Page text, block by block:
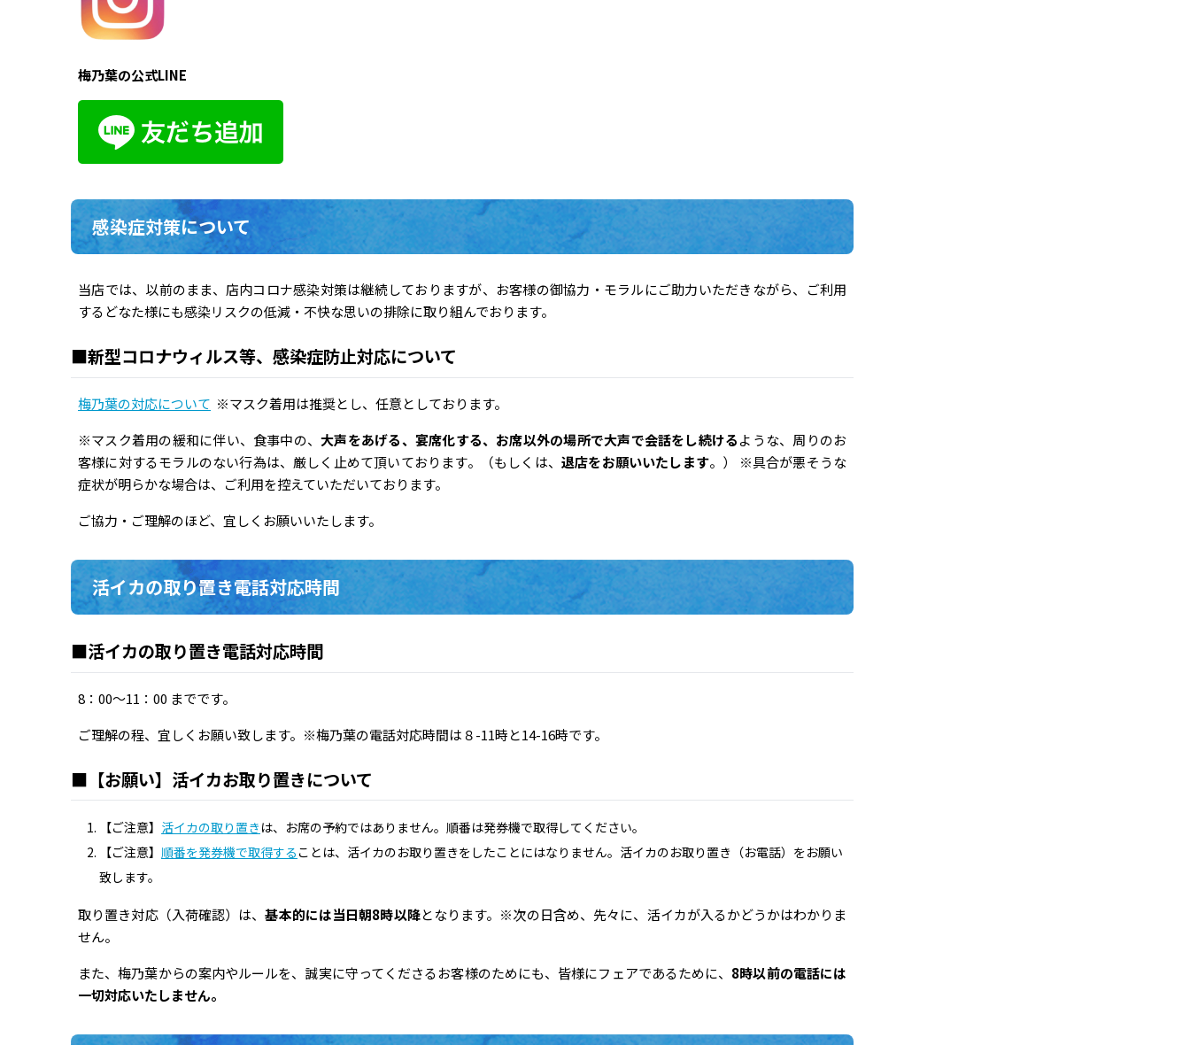
梅乃葉の公式LINE
感染症対策について
当店では、以前のまま、店内コロナ感染対策は継続しておりますが、お客様の御協力・モラルにご助力いただきながら、ご利用
するどなた様にも感染リスクの低減・不快な思いの排除に取り組んでおります。
■新型コロナウィルス等、感染症防止対応について
梅乃葉の対応について ※マスク着用は推奨とし、任意としております。
※マスク着用の緩和に伴い、食事中の、大声をあげる、宴席化する、お席以外の場所で大声で会話をし続けるような、周りのお
客様に対するモラルのない行為は、厳しく止めて頂いております。（もしくは、 退店をお願いいたします。） ※具合が悪そうな
症状が明らかな場合は、ご利用を控えていただいております。
ご協力・ご理解のほど、宜しくお願いいたします。
活イカの取り置き電話対応時間
■活イカの取り置き電話対応時間
8：00～11：00 までです。
ご理解の程、宜しくお願い致します。※梅乃葉の電話対応時間は８-11時と14-16時です。
■【お願い】活イカお取り置きについて
【ご注意】 活イカの取り置きは、お席の予約ではありません。順番は発券機で取得してください。
【ご注意】 順番を発券機で取得する ことは、活イカのお取り置きをしたことにはなりません。活イカのお取り置き（お電話）をお願い
致します。
取り置き対応（入荷確認）は、基本的には当日朝8時以降となります。※次の日含め、先々に、活イカが入るかどうかはわかりま
せん。
また、梅乃葉からの案内やルールを、誠実に守ってくださるお客様のためにも、皆様にフェアであるために、 8時以前の電話には
一切対応いたしません。